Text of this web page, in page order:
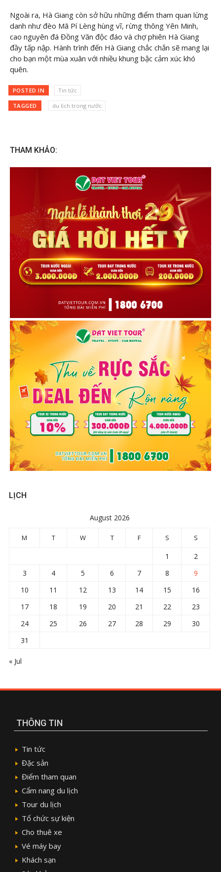
Ngoài ra, Hà Giang còn sở hữu những điểm tham quan lừng
danh như đèo Mã Pí Lèng hùng vĩ, rừng thông Yên Minh,
cao nguyên đá Đồng Văn độc đáo và chợ phiên Hà Giang
đầy tấp nập. Hành trình đến Hà Giang chắc chắn sẽ mang lại
cho bạn một mùa xuân với nhiều khung bậc cảm xúc khó
quên.
POSTED IN Tin tức
TAGGED du lịch trong nước
THAM KHẢO:
LỊCH
August 2026
M T W T F S S
1
2
3
4 5 6 7 8
9
10
11 12 13 14 15
16
17
18 19 20 21 22
23
24
25 26 27 28 29
30
31
« Jul
THÔNG TIN
Tin tức
Đặc sản
Điểm tham quan
Cẩm nang du lịch
Tour du lịch
Tổ chức sự kiện
Cho thuê xe
Vé máy bay
Khách sạn